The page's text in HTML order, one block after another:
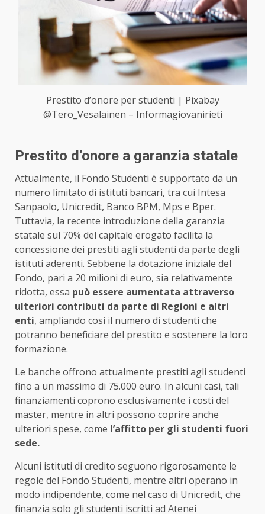
Prestito d’onore per studenti | Pixabay
@Tero_Vesalainen – Informagiovanirieti
Prestito d’onore a garanzia statale
Attualmente, il Fondo Studenti è supportato da un
numero limitato di istituti bancari, tra cui Intesa
Sanpaolo, Unicredit, Banco BPM, Mps e Bper.
Tuttavia, la recente introduzione della garanzia
statale sul 70% del capitale erogato facilita la
concessione dei prestiti agli studenti da parte degli
istituti aderenti. Sebbene la dotazione iniziale del
Fondo, pari a 20 milioni di euro, sia relativamente
ridotta, essa può essere aumentata attraverso
ulteriori contributi da parte di Regioni e altri
enti, ampliando così il numero di studenti che
potranno beneficiare del prestito e sostenere la loro
formazione.
Le banche offrono attualmente prestiti agli studenti
fino a un massimo di 75.000 euro. In alcuni casi, tali
finanziamenti coprono esclusivamente i costi del
master, mentre in altri possono coprire anche
ulteriori spese, come l’affitto per gli studenti fuori
sede.
Alcuni istituti di credito seguono rigorosamente le
regole del Fondo Studenti, mentre altri operano in
modo indipendente, come nel caso di Unicredit, che
finanzia solo gli studenti iscritti ad Atenei